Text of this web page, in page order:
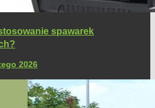
spawarek
2026